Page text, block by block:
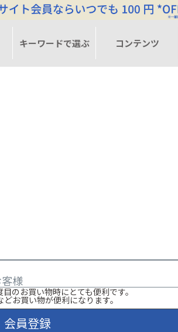
キーワードで選ぶ コンテンツ
様
のお買い物時にとても便利です。
お買い物が便利になります。
会員登録